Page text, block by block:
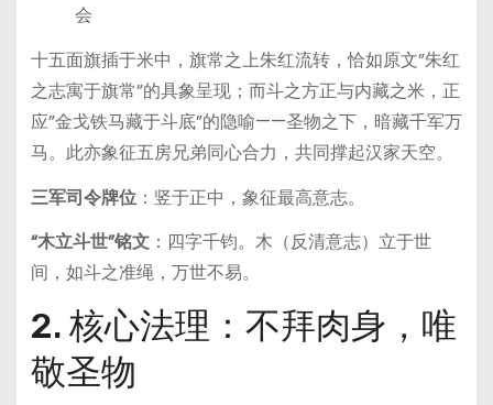
会
十五面旗插于米中，旗常之上朱红流转，恰如原文”朱红
之志寓于旗常”的具象呈现；而斗之方正与内藏之米，正
应”金戈铁马藏于斗底”的隐喻——圣物之下，暗藏千军万
马。此亦象征五房兄弟同心合力，共同撑起汉家天空。
三军司令牌位：竖于正中，象征最高意志。
“木立斗世”铭文：四字千钧。木（反清意志）立于世
间，如斗之准绳，万世不易。
2. 核心法理：不拜肉身，唯
敬圣物